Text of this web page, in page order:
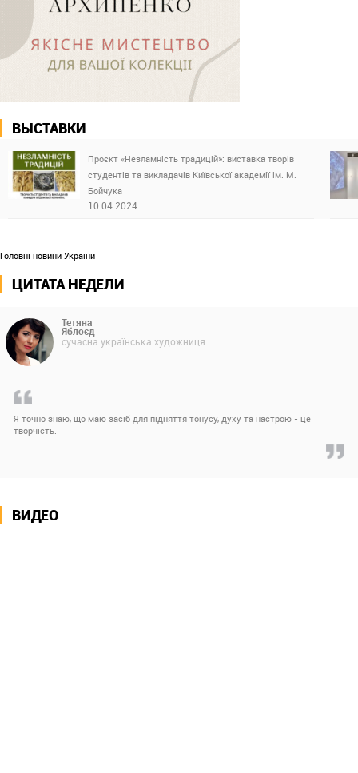
ВЫСТАВКИ
Проєкт «Незламність традицій»: виставка творів
студентів та викладачів Київської академії ім. М.
Бойчука
10.04.2024
Головні новини України
ЦИТАТА НЕДЕЛИ
Тетяна
Яблоєд
сучасна українська художниця
Я точно знаю, що маю засіб для підняття тонусу, духу та настрою - це
творчість.
ВИДЕО